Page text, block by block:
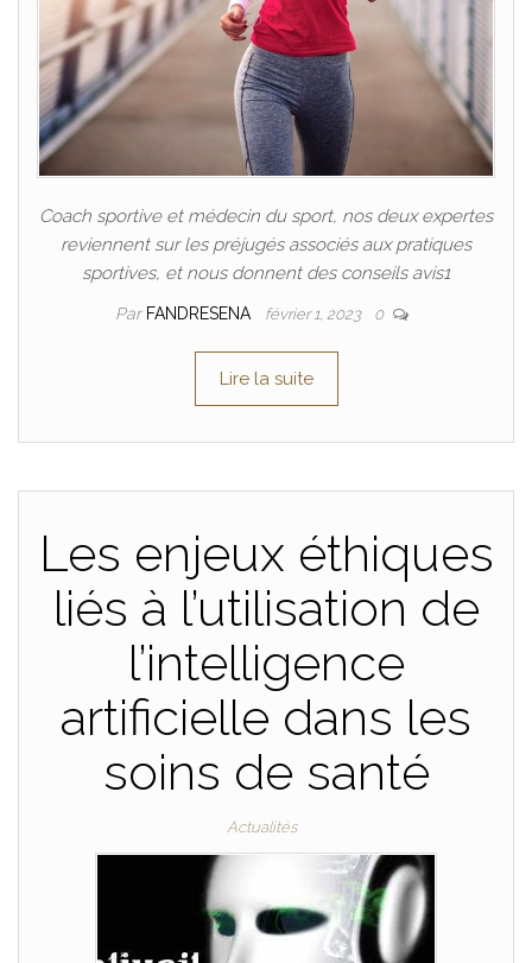
Coach sportive et médecin du sport, nos deux expertes
reviennent sur les préjugés associés aux pratiques
sportives, et nous donnent des conseils avis1
Par FANDRESENA février 1, 2023 0
Lire la suite
Les enjeux éthiques
liés à l’utilisation de
l’intelligence
artificielle dans les
soins de santé
Actualités